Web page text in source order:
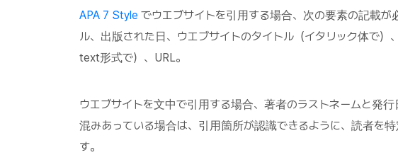
APA 7 Style でウエブサイトを引用する場合、次の要素の記載が
ル、出版された日、ウエブサイトのタイトル （イタリック体で
text形式で）、URL。
ウエブサイトを文中で引用する場合、著者のラストネームと発
混みあっている場合は、引用箇所が認識できるように、読者を
す。